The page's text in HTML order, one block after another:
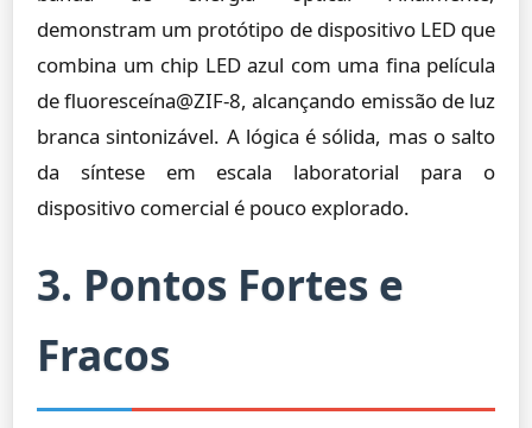
demonstram um protótipo de dispositivo LED que
combina um chip LED azul com uma fina película
de fluoresceína@ZIF-8, alcançando emissão de luz
branca sintonizável. A lógica é sólida, mas o salto
da síntese em escala laboratorial para o
dispositivo comercial é pouco explorado.
3. Pontos Fortes e
Fracos